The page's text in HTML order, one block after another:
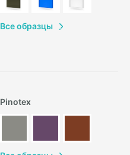
Все образцы
Pinotex